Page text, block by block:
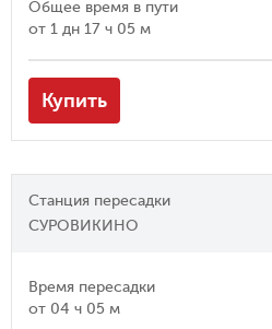
Общее время в пути
от 1 дн 17 ч 05 м
Купить
Станция пересадки
СУРОВИКИНО
Время пересадки
от 04 ч 05 м